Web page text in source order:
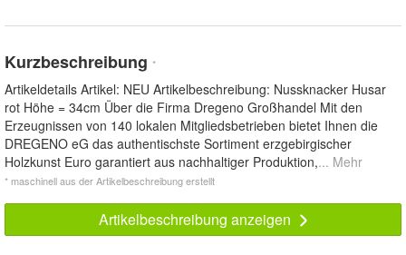
Kurzbeschreibung *
Artikeldetails Artikel: NEU Artikelbeschreibung: Nussknacker Husar
rot Höhe = 34cm Über die Firma Dregeno Großhandel Mit den
Erzeugnissen von 140 lokalen Mitgliedsbetrieben bietet Ihnen die
DREGENO eG das authentischste Sortiment erzgebirgischer
Holzkunst Euro garantiert aus nachhaltiger Produktion,... Mehr
* maschinell aus der Artikelbeschreibung erstellt
Artikelbeschreibung anzeigen